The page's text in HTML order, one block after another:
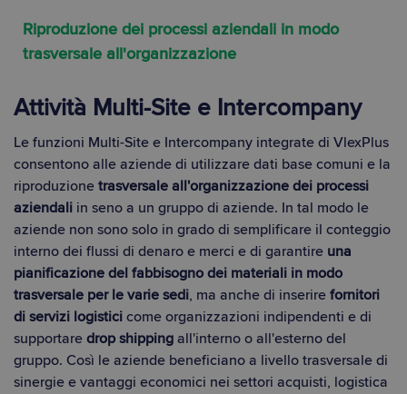
Riproduzione dei processi aziendali in modo
trasversale all'organizzazione
Attività Multi-Site e Intercompany
Le funzioni Multi-Site e Intercompany integrate di VlexPlus
consentono alle aziende di utilizzare dati base comuni e la
riproduzione trasversale all'organizzazione dei processi
aziendali in seno a un gruppo di aziende. In tal modo le
aziende non sono solo in grado di semplificare il conteggio
interno dei flussi di denaro e merci e di garantire una
pianificazione del fabbisogno dei materiali in modo
trasversale per le varie sedi, ma anche di inserire fornitori
di servizi logistici come organizzazioni indipendenti e di
supportare drop shipping all'interno o all'esterno del
gruppo. Così le aziende beneficiano a livello trasversale di
sinergie e vantaggi economici nei settori acquisti, logistica